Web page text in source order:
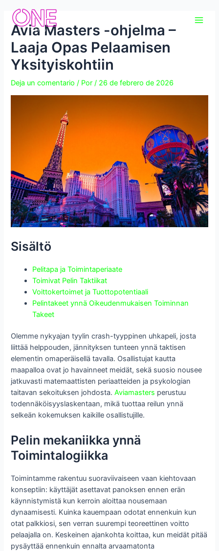
contenido
Avia Masters -ohjelma –
Laaja Opas Pelaamisen
Yksityiskohtiin
Deja un comentario / Por/ 26 de febrero de 2026
Sisältö
Pelitapa ja Toimintaperiaate
Toimivat Pelin Taktiikat
Voittokertoimet ja Tuottopotentiaali
Pelintakeet ynnä Oikeudenmukaisen Toiminnan
Takeet
Olemme nykyajan tyylin crash-tyyppinen uhkapeli, josta
liittää helppouden, jännityksen tunteen ynnä taktisen
elementin omaperäisellä tavalla. Osallistujat kautta
maapalloa ovat jo havainneet meidät, sekä suosio nousee
jatkuvasti matemaattisten periaatteiden ja psykologian
taitavan sekoituksen johdosta.Aviamasters perustuu
todennäköisyyslaskentaan, mikä tuottaa reilun ynnä
selkeän kokemuksen kaikille osallistujille.
Pelin mekaniikka ynnä
Toimintalogiikka
Toimintamme rakentuu suoraviivaiseen vaan kiehtovaan
konseptiin: käyttäjät asettavat panoksen ennen erän
käynnistymistä kun kerroin aloittaa nousemaan
dynaamisesti. Kuinka kauempaan odotat ennenkuin kun
otat palkkiosi, sen verran suurempi teoreettinen voitto
pelaajalla on. Keskeinen ajankohta koittaa, kun meidät pitää
pysäyttää ennenkuin ennalta arvaamatonta
de
entradas